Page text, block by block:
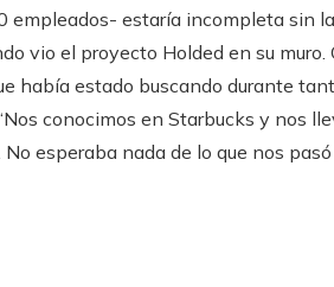
empleados- estaría incompleta sin
vio el proyecto Holded en su muro.
había estado buscando durante
conocimos en Starbucks y nos
esperaba nada de lo que nos pasó